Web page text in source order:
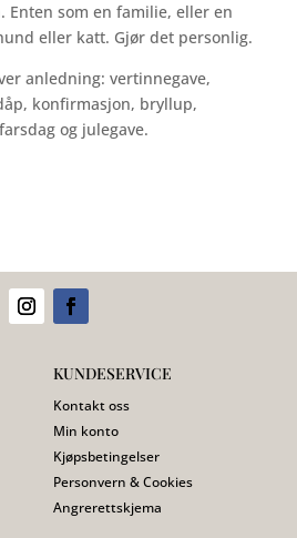
Enten som en familie, eller en
eller katt. Gjør det personlig.
anledning: vertinnegave,
konfirmasjon, bryllup,
og julegave.
KUNDESERVICE
Kontakt oss
Min konto
Kjøpsbetingelser
Personvern & Cookies
Angrerettskjema